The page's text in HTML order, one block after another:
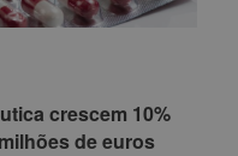
crescem 10%
de euros
crescem 10%
de euros